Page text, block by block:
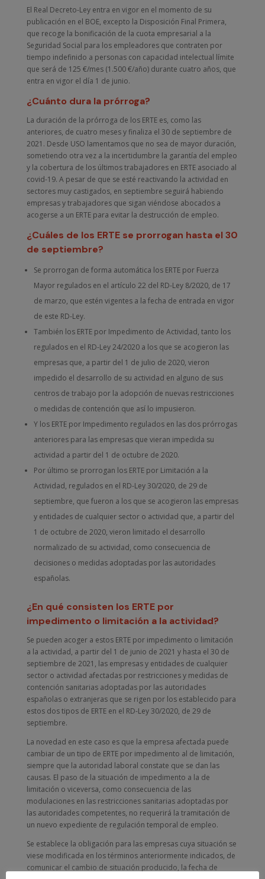
El Real Decreto-Ley entra en vigor en el momento de su
publicación en el BOE, excepto la Disposición Final Primera,
que recoge la bonificación de la cuota empresarial a la
Seguridad Social para los empleadores que contraten por
tiempo indefinido a personas con capacidad intelectual límite
que será de 125 €/mes (1.500 €/año) durante cuatro años, que
entra en vigor el día 1 de junio.
¿Cuánto dura la prórroga?
La duración de la prórroga de los ERTE es, como las
anteriores, de cuatro meses y finaliza el 30 de septiembre de
2021. Desde USO lamentamos que no sea de mayor duración,
sometiendo otra vez a la incertidumbre la garantía del empleo
y la cobertura de los últimos trabajadores en ERTE asociado al
covid-19. A pesar de que se esté reactivando la actividad en
sectores muy castigados, en septiembre seguirá habiendo
empresas y trabajadores que sigan viéndose abocados a
acogerse a un ERTE para evitar la destrucción de empleo.
¿Cuáles de los ERTE se prorrogan hasta el 30
de septiembre?
Se prorrogan de forma automática los ERTE por Fuerza
Mayor regulados en el artículo 22 del RD-Ley 8/2020, de 17
de marzo, que estén vigentes a la fecha de entrada en vigor
de este RD-Ley.
También los ERTE por Impedimento de Actividad, tanto los
regulados en el RD-Ley 24/2020 a los que se acogieron las
empresas que, a partir del 1 de julio de 2020, vieron
impedido el desarrollo de su actividad en alguno de sus
centros de trabajo por la adopción de nuevas restricciones
o medidas de contención que así lo impusieron.
Y los ERTE por Impedimento regulados en las dos prórrogas
anteriores para las empresas que vieran impedida su
actividad a partir del 1 de octubre de 2020.
Por último se prorrogan los ERTE por Limitación a la
Actividad, regulados en el RD-Ley 30/2020, de 29 de
septiembre, que fueron a los que se acogieron las empresas
y entidades de cualquier sector o actividad que, a partir del
1 de octubre de 2020, vieron limitado el desarrollo
normalizado de su actividad, como consecuencia de
decisiones o medidas adoptadas por las autoridades
españolas.
¿En qué consisten los ERTE por
impedimento o limitación a la actividad?
Se pueden acoger a estos ERTE por impedimento o limitación
a la actividad, a partir del 1 de junio de 2021 y hasta el 30 de
septiembre de 2021, las empresas y entidades de cualquier
sector o actividad afectadas por restricciones y medidas de
contención sanitarias adoptadas por las autoridades
españolas o extranjeras que se rigen por los establecido para
estos dos tipos de ERTE en el RD-Ley 30/2020, de 29 de
septiembre.
La novedad en este caso es que la empresa afectada puede
cambiar de un tipo de ERTE por impedimento al de limitación,
siempre que la autoridad laboral constate que se dan las
causas. El paso de la situación de impedimento a la de
limitación o viceversa, como consecuencia de las
modulaciones en las restricciones sanitarias adoptadas por
las autoridades competentes, no requerirá la tramitación de
un nuevo expediente de regulación temporal de empleo.
Se establece la obligación para las empresas cuya situación se
viese modificada en los términos anteriormente indicados, de
comunicar el cambio de situación producido, la fecha de